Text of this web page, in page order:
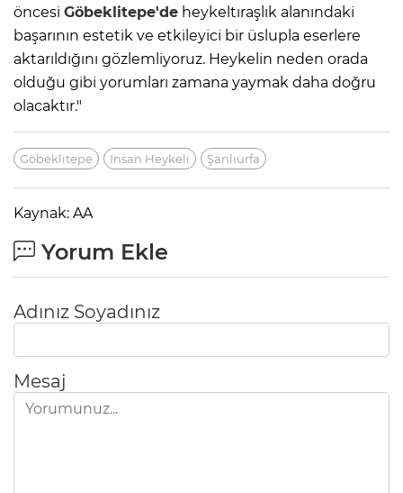
öncesi Göbeklitepe'de heykeltıraşlık alanındaki
başarının estetik ve etkileyici bir üslupla eserlere
aktarıldığını gözlemliyoruz. Heykelin neden orada
olduğu gibi yorumları zamana yaymak daha doğru
olacaktır."
Göbeklitepe Insan Heykeli Şanlıurfa
Kaynak: AA
Yorum Ekle
Adınız Soyadınız
Mesaj